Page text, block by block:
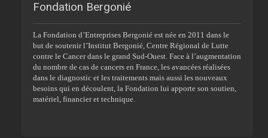
Fondation Bergonié
La Fondation d’Entreprises Bergonié est née en 2011 dans le
but de soutenir l’Institut Bergonié, Centre Régional de Lutte
contre le Cancer dans le grand Sud-Ouest. Face à l’augmentation
du nombre de cas de cancers en France, les avancées réalisées
dans le diagnostic et les traitements mais aussi les nouveaux
besoins qui en découlent, la Fondation lui apporte son soutien,
matériel, financier et technique.